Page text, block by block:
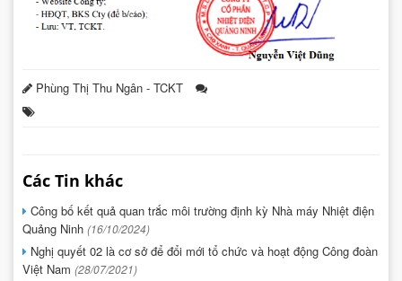
Phùng Thị Thu Ngân - TCKT
Các Tin khác
Công bố kết quả quan trắc môi trường định kỳ Nhà máy Nhiệt điện
Quảng Ninh (16/10/2024)
Nghị quyết 02 là cơ sở để đổi mới tổ chức và hoạt động Công đoàn
Việt Nam (28/07/2021)